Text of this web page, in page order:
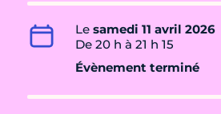
Le samedi 11 avril 2026
De 20 h à 21 h 15
Évènement terminé